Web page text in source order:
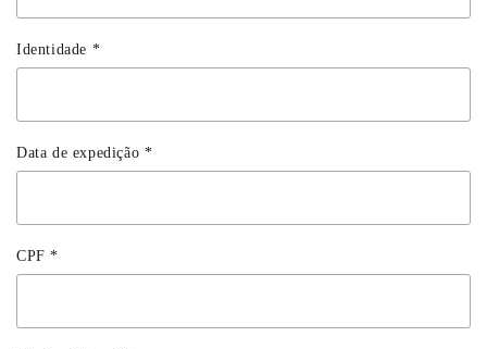
Identidade *
Data de expedição *
CPF *